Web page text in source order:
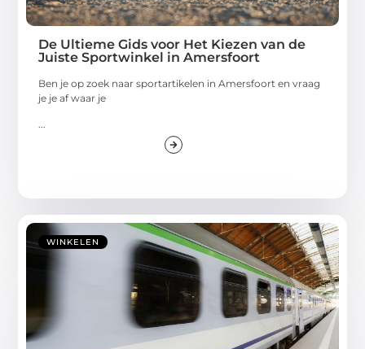
De Ultieme Gids voor Het Kiezen van de
Juiste Sportwinkel in Amersfoort
Ben je op zoek naar sportartikelen in Amersfoort en vraag
je je af waar je
WINKELEN